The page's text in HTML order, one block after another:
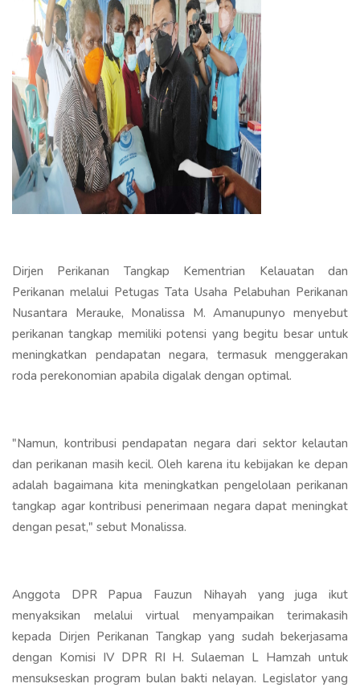
Dirjen Perikanan Tangkap Kementrian Kelauatan dan
Perikanan melalui Petugas Tata Usaha Pelabuhan Perikanan
Nusantara Merauke, Monalissa M. Amanupunyo menyebut
perikanan tangkap memiliki potensi yang begitu besar untuk
meningkatkan pendapatan negara, termasuk menggerakan
roda perekonomian apabila digalak dengan optimal.
"Namun, kontribusi pendapatan negara dari sektor kelautan
dan perikanan masih kecil. Oleh karena itu kebijakan ke depan
adalah bagaimana kita meningkatkan pengelolaan perikanan
tangkap agar kontribusi penerimaan negara dapat meningkat
dengan pesat," sebut Monalissa.
Anggota DPR Papua Fauzun Nihayah yang juga ikut
menyaksikan melalui virtual menyampaikan terimakasih
kepada Dirjen Perikanan Tangkap yang sudah bekerjasama
dengan Komisi IV DPR RI H. Sulaeman L Hamzah untuk
mensukseskan program bulan bakti nelayan. Legislator yang